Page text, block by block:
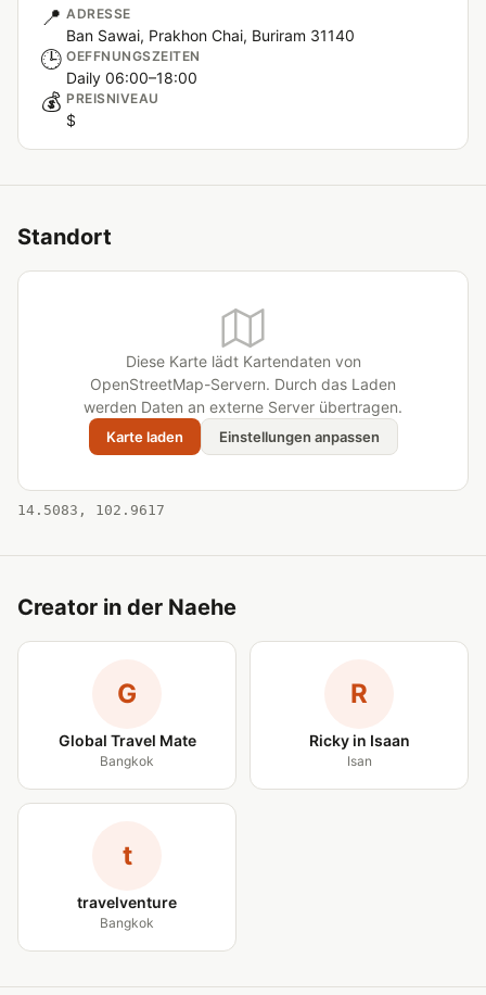
📍 ADRESSE
Ban Sawai, Prakhon Chai, Buriram 31140
🕒 OEFFNUNGSZEITEN
Daily 06:00–18:00
💰 PREISNIVEAU
$
Standort
Diese Karte lädt Kartendaten von
OpenStreetMap-Servern. Durch das Laden
werden Daten an externe Server übertragen.
Karte laden Einstellungen anpassen
14.5083, 102.9617
Creator in der Naehe
G
Global Travel Mate
Bangkok
R
Ricky in Isaan
Isan
t
travelventure
Bangkok